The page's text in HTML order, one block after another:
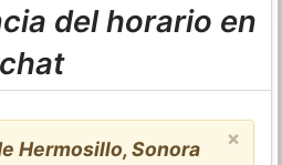
del horario en
×
Hermosillo, Sonora